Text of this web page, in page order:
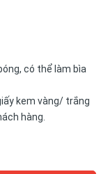
có thể làm bìa
kem vàng/ trắng
hàng.